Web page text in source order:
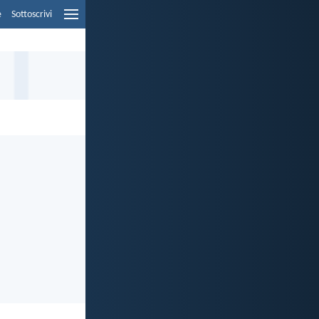
Sottoscrivi